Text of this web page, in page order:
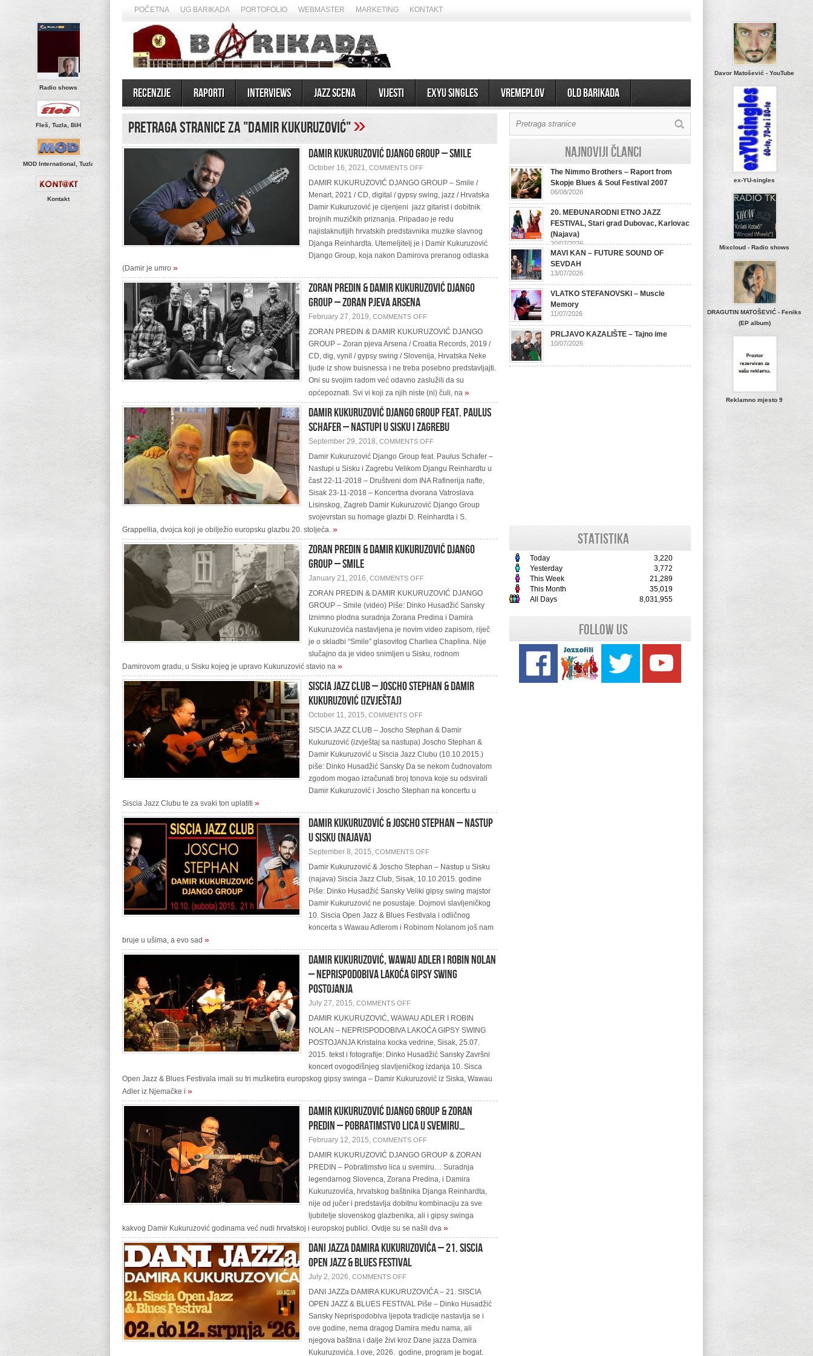
POČETNA UG BARIKADA PORTOFOLIO WEBMASTER MARKETING KONTAKT
Recenzije Raporti Interviews Jazz scena Vijesti EXYU Singles Vremeplov OLD BARIKADA
Radio shows
Fleš, Tuzla, BiH
MOD International, Tuzla
Kontakt
Davor Matošević - YouTube
ex-YU-singles
Mixcloud - Radio shows
DRAGUTIN MATOŠEVIĆ - Feniks
(EP album)
Reklamno mjesto 9
Pretraga stranice za "Damir Kukuruzović"»
DAMIR KUKURUZOVIĆ DJANGO GROUP – Smile
October 16, 2021, COMMENTS OFFON
KUKURUZOVIĆ
GROUP
SMILE
DAMIR KUKURUZOVIĆ DJANGO GROUP – Smile /
Menart, 2021 / CD, digital / gypsy swing, jazz / Hrvatska
Damir Kukuruzović je cijenjeni jazz gitarist i dobitnik
brojnih muzičkih priznanja. Pripadao je redu
najistaknutijih hrvatskih predstavnika muzike slavnog
Djanga Reinhardta. Utemeljitelj je i Damir Kukuruzović
Django Group, koja nakon Damirova preranog odlaska
(Damir je umro »
ZORAN PREDIN & DAMIR KUKURUZOVIĆ DJANGO
GROUP – Zoran pjeva Arsena
February 27, 2019, COMMENTS OFFON
PREDIN
DAMIR
KUKURUZOVIĆ
DJANGO
GROUP
ZORAN
PJEVA
ARSENA
ZORAN PREDIN & DAMIR KUKURUZOVIĆ DJANGO
GROUP – Zoran pjeva Arsena / Croatia Records, 2019 /
CD, dig, vynil / gypsy swing / Slovenija, Hrvatska Neke
ljude iz show buisnessa i ne treba posebno predstavljajti.
Oni su svojim radom već odavno zaslužili da su
općepoznati. Svi vi koji za njih niste (ni) čuli, na »
Damir Kukuruzović Django Group feat. Paulus
Schafer – Nastupi u Sisku i Zagrebu
September 29, 2018, COMMENTS OFFON
KUKURUZOVIĆ
GROUP
FEAT.
PAULUS
SCHAFER
NASTUPI
U
SISKU
Damir Kukuruzović Django Group feat. Paulus Schafer –
Nastupi u Sisku i Zagrebu Velikom Djangu Reinhardtu u
čast 22-11-2018 – Društveni dom INA Rafinerija nafte,
Sisak 23-11-2018 – Koncertna dvorana Vatroslava
Lisinskog, Zagreb Damir Kukuruzović Django Group
svojevrstan su homage glazbi D. Reinhardta i S.
Grappellia, dvojca koji je obilježio europsku glazbu 20. stoljeća. »
ZORAN PREDIN & DAMIR KUKURUZOVIĆ DJANGO
GROUP – Smile
January 21, 2016, COMMENTS OFFON
PREDIN
DAMIR
KUKURUZOVIĆ
DJANGO
GROUP
SMILE
ZORAN PREDIN & DAMIR KUKURUZOVIĆ DJANGO
GROUP – Smile (video) Piše: Dinko Husadžić Sansky
Iznimno plodna suradnja Zorana Predina i Damira
Kukuruzovića nastavljena je novim video zapisom, riječ
je o skladbi “Smile” glasovitog Charliea Chaplina. Nije
slučajno da je video snimljen u Sisku, rodnom
Damirovom gradu, u Sisku kojeg je upravo Kukuruzović stavio na »
SISCIA JAZZ CLUB – Joscho Stephan & Damir
Kukuruzović (Izvještaj)
October 11, 2015, COMMENTS OFFON
JAZZ
–
JOSCHO
STEPHAN
&
KUKURUZOVIĆ
(IZVJEŠTAJ)
SISCIA JAZZ CLUB – Joscho Stephan & Damir
Kukuruzović (izvještaj sa nastupa) Joscho Stephan &
Damir Kukuruzović u Siscia Jazz Clubu (10.10.2015.)
piše: Dinko Husadžić Sansky Da se nekom čudnovatom
zgodom mogao izračunati broj tonova koje su odsvirali
Damir Kukuruzović i Joscho Stephan na koncertu u
Siscia Jazz Clubu te za svaki ton uplatiti »
Damir Kukuruzović & Joscho Stephan – Nastup
u Sisku (najava)
September 8, 2015, COMMENTS OFFON
KUKURUZOVIĆ
JOSCHO
STEPHAN
–
NASTUP
U
SISKU
(NAJAVA)
Damir Kukuruzović & Joscho Stephan – Nastup u Sisku
(najava) Siscia Jazz Club, Sisak, 10.10.2015. godine
Piše: Dinko Husadžić Sansky Veliki gipsy swing majstor
Damir Kukuruzović ne posustaje. Dojmovi slavljeničkog
10. Siscia Open Jazz & Blues Festivala i odličnog
koncerta s Wawau Adlerom i Robinom Nolanom još nam
bruje u ušima, a evo sad »
DAMIR KUKURUZOVIĆ, WAWAU ADLER I ROBIN NOLAN
– NEPRISPODOBIVA LAKOĆA GIPSY SWING
POSTOJANJA
July 27, 2015, COMMENTS OFFON
KUKURUZOVIĆ,
ADLER
ROBIN
NOLAN
NEPRISPODOBIVA
LAKOĆA
GIPSY
DAMIR KUKURUZOVIĆ, WAWAU ADLER I ROBIN
NOLAN – NEPRISPODOBIVA LAKOĆA GIPSY SWING
POSTOJANJA Kristalna kocka vedrine, Sisak, 25.07.
2015. tekst i fotografije: Dinko Husadžić Sansky Završni
koncert ovogodišnjeg slavljeničkog izdanja 10. Sisca
Open Jazz & Blues Festivala imali su tri mušketira europskog gipsy swinga – Damir Kukuruzović iz Siska, Wawau
Adler iz Njemačke i »
DAMIR KUKURUZOVIĆ DJANGO GROUP & ZORAN
PREDIN – Pobratimstvo lica u svemiru…
February 12, 2015, COMMENTS OFFON
KUKURUZOVIĆ
GROUP
&
ZORAN
PREDIN
–
POBRATIMSTVO
LICA
U
SVEMIRU…
DAMIR KUKURUZOVIĆ DJANGO GROUP & ZORAN
PREDIN – Pobratimstvo lica u svemiru… Suradnja
legendarnog Slovenca, Zorana Predina, i Damira
Kukuruzovića, hrvatskog baštinika Djanga Reinhardta,
nije od jučer i predstavlja dobitnu kombinaciju za sve
ljubitelje slovenskog glazbenika, ali i gipsy swinga
kakvog Damir Kukuruzović godinama već nudi hrvatskoj i europskoj publici. Ovdje su se našli dva »
DANI JAZZa DAMIRA KUKURUZOVIĆA – 21. SISCIA
OPEN JAZZ & BLUES FESTIVAL
July 2, 2026, COMMENTS OFFON
JAZZA
KUKURUZOVIĆA
–
21.
SISCIA
JAZZ
&
DANI JAZZa DAMIRA KUKURUZOVIĆA – 21. SISCIA
OPEN JAZZ & BLUES FESTIVAL Piše – Dinko Husadžić
Sansky Neprispodobiva ljepota tradicije nastavlja se i
ove godine, nema dragog Damira među nama, ali
njegova baština i dalje živi kroz Dane jazza Damira
Kukuruzovića. I ove, 2026. godine, program je bogat.
Najnoviji članci
The Nimmo Brothers – Raport from
Skopje Blues & Soul Festival 2007
06/08/2026
20. MEĐUNARODNI ETNO JAZZ
FESTIVAL, Stari grad Dubovac, Karlovac
(Najava)
20/07/2026
MAVI KAN – FUTURE SOUND OF
SEVDAH
13/07/2026
VLATKO STEFANOVSKI – Muscle
Memory
11/07/2026
PRLJAVO KAZALIŠTE – Tajno ime
10/07/2026
STATISTIKA
Today
3,220
Yesterday
3,772
This Week
21,289
This Month
35,019
All Days
8,031,955
Follow Us